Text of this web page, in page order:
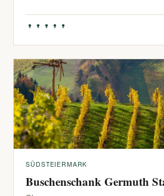
SÜDSTEIERMARK
Buschenschank Germuth